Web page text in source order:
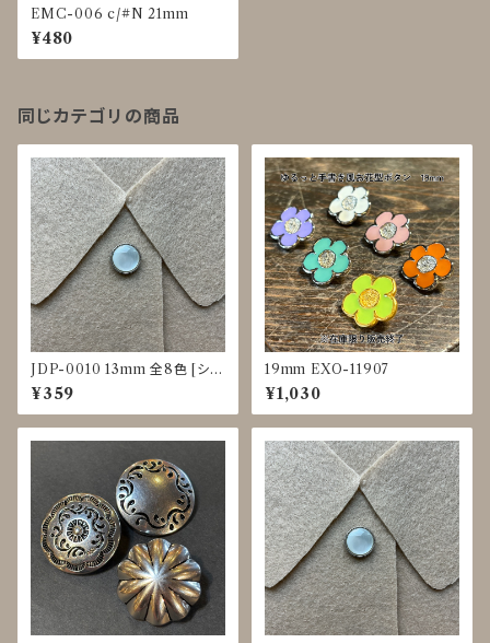
EMC-006 c/#N 21mm
¥480
同じカテゴリの商品
JDP-0010 13mm 全8色 [シェ
ル調][裏足ボタン][ブラウス]
¥359
19mm EXO-11907
¥1,030